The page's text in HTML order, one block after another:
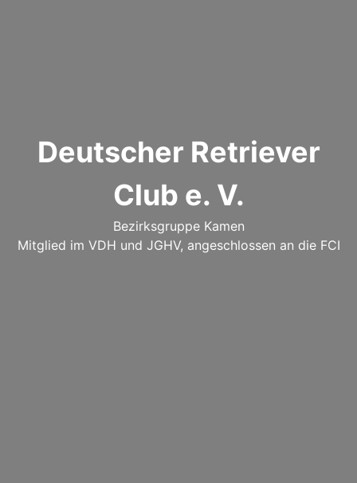
Deutscher Retriever
Club e. V.
Bezirksgruppe Kamen
Mitglied im VDH und JGHV, angeschlossen an die FCI